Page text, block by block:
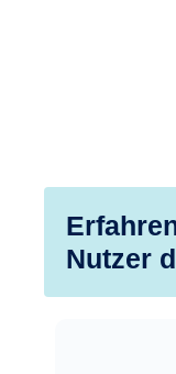
Nutzer